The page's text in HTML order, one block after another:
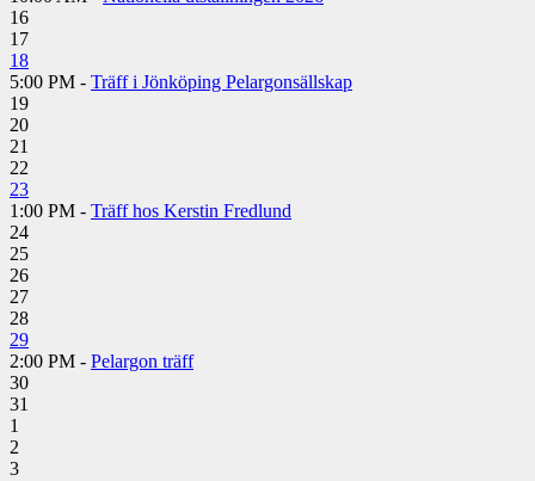
16
17
18
5:00 PM - Träff i Jönköping Pelargonsällskap
19
20
21
22
23
1:00 PM - Träff hos Kerstin Fredlund
24
25
26
27
28
29
2:00 PM - Pelargon träff
30
31
1
2
3